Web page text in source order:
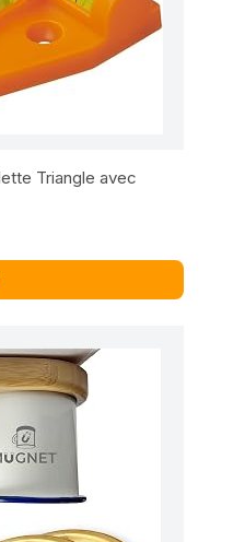
Triangle avec